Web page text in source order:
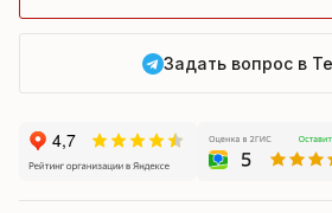
Задать вопрос в